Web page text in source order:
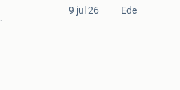
9 jul 26 Ede